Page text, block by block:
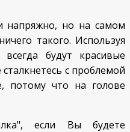
напряжно, но на самом
такого. Используя
будут красивые
с проблемой
потому что на голове
если Вы будете